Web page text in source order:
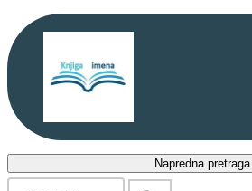
Napredna pretraga